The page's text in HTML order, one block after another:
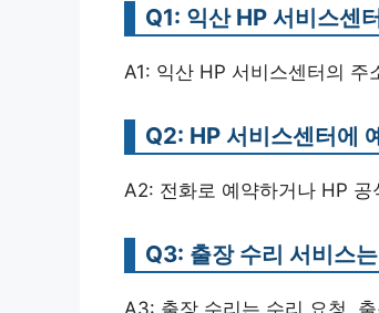
Q1: 익산 HP 서비스센
A1: 익산 HP 서비스센터의
Q2: HP 서비스센터에
A2: 전화로 예약하거나 HP
Q3: 출장 수리 서비스
A3: 출장 수리는 수리 요청,